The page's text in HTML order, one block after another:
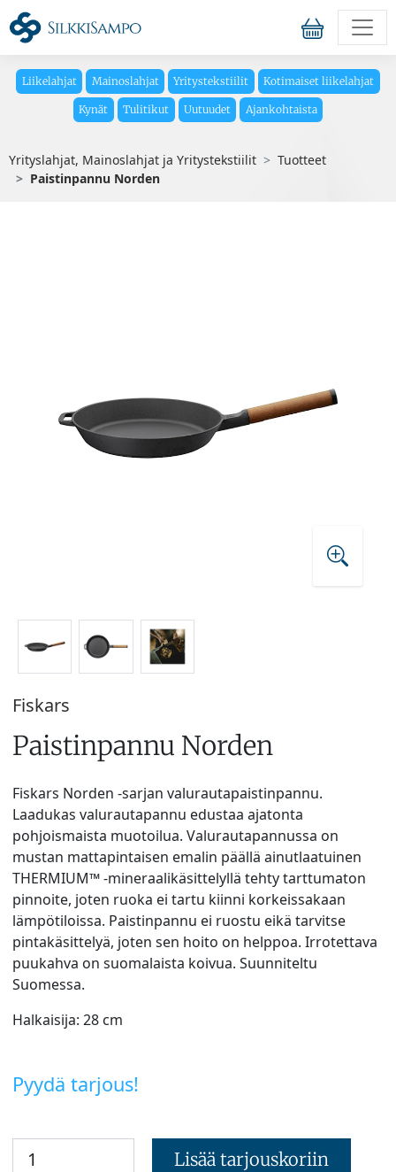
Liikelahjat Mainoslahjat Yritystekstiilit Kotimaiset liikelahjat
Kynät Tulitikut Uutuudet Ajankohtaista
Yrityslahjat, Mainoslahjat ja Yritystekstiilit
Tuotteet
Paistinpannu Norden
Fiskars
Paistinpannu Norden
Fiskars Norden -sarjan valurautapaistinpannu.
Laadukas valurautapannu edustaa ajatonta
pohjoismaista muotoilua. Valurautapannussa on
mustan mattapintaisen emalin päällä ainutlaatuinen
THERMIUM™ -mineraalikäsittelyllä tehty tarttumaton
pinnoite, joten ruoka ei tartu kiinni korkeissakaan
lämpötiloissa. Paistinpannu ei ruostu eikä tarvitse
pintakäsittelyä, joten sen hoito on helppoa. Irrotettava
puukahva on suomalaista koivua. Suunniteltu
Suomessa.
Halkaisija: 28 cm
Pyydä tarjous!
Lisää tarjouskoriin